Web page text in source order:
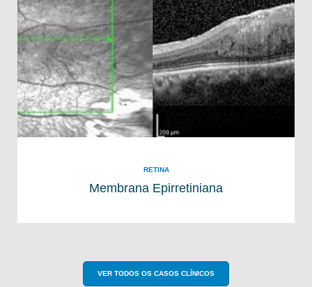
RETINA
Membrana Epirretiniana
VER TODOS OS CASOS CLÍNICOS